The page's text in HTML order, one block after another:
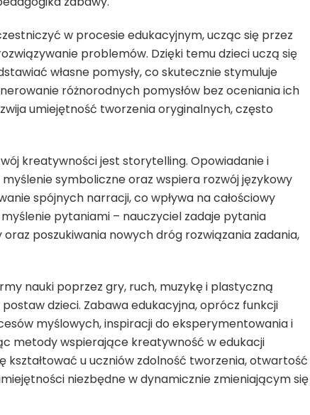
w procesie edukacyjnym, ucząc się przez
problemów. Dzięki temu dzieci uczą się
własne pomysły, co skutecznie stymuluje
różnorodnych pomysłów bez oceniania ich
umiejętność tworzenia oryginalnych, często
kreatywności jest storytelling. Opowiadanie i
symboliczne oraz wspiera rozwój językowy
spójnych narracji, co wpływa na całościowy
pytaniami – nauczyciel zadaje pytania
poszukiwania nowych dróg rozwiązania zadania,
nauki poprzez gry, ruch, muzykę i plastyczną
dzieci. Zabawa edukacyjna, oprócz funkcji
myślowych, inspiracji do eksperymentowania i
metody wspierające kreatywność w edukacji
kształtować u uczniów zdolność tworzenia, otwartość
niezbędne w dynamicznie zmieniającym się